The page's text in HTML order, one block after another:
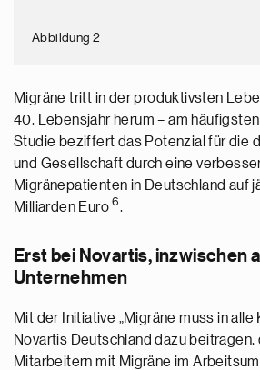
Abbildung 2
Migräne tritt in der produktivsten
40. Lebensjahr herum – am
Studie beziffert das Potenzial für die
und Gesellschaft durch eine
Migränepatienten in Deutschland auf
Milliarden Euro6.
Erst bei Novartis, inzwischen
Unternehmen
Mit der Initiative „Migräne muss in alle
Novartis Deutschland dazu beitragen,
Mitarbeitern mit Migräne im